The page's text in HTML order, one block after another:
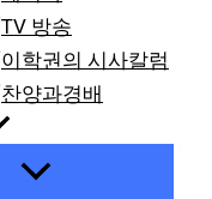
TV 방송
이학권의 시사칼럼
찬양과경배